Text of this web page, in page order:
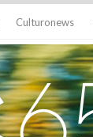
Culturonews